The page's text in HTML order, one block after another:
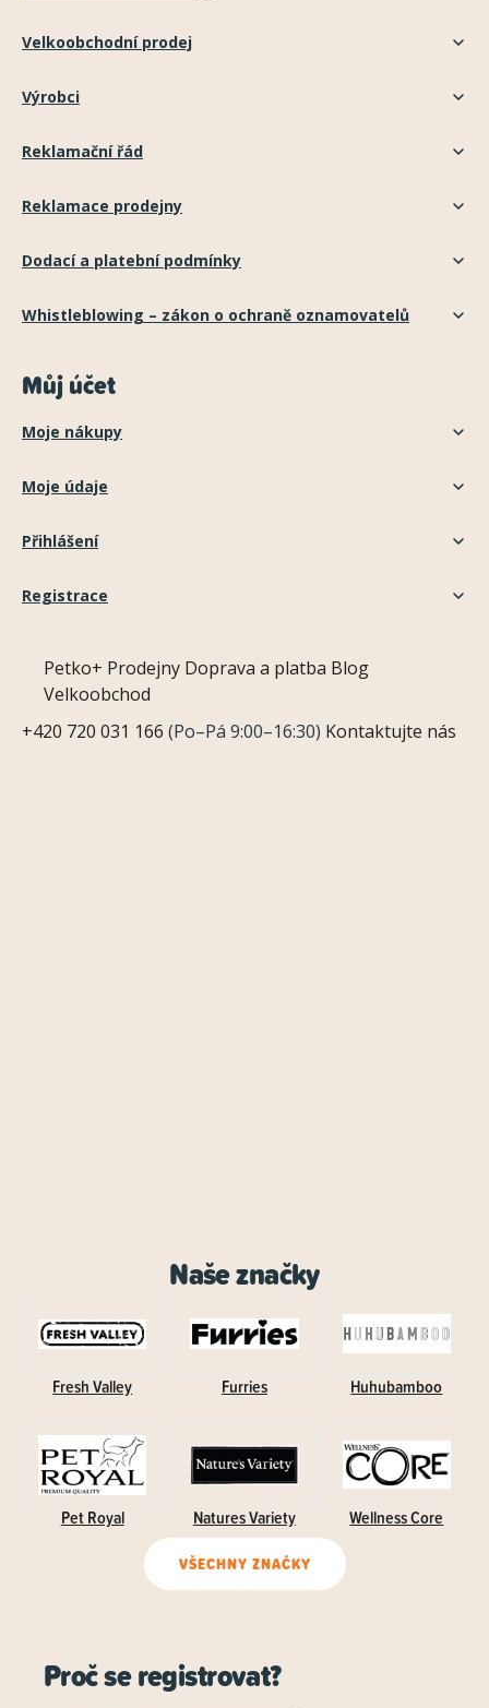
Velkoobchodní prodej
Výrobci
Reklamační řád
Reklamace prodejny
Dodací a platební podmínky
Whistleblowing – zákon o ochraně oznamovatelů
Můj účet
Moje nákupy
Moje údaje
Přihlášení
Registrace
Petko+ Prodejny Doprava a platba Blog
Velkoobchod
+420 720 031 166 (Po–Pá 9:00–16:30) Kontaktujte nás
Naše značky
Fresh Valley Furries Huhubamboo
Pet Royal Natures Variety Wellness Core
VŠECHNY ZNAČKY
Proč se registrovat?